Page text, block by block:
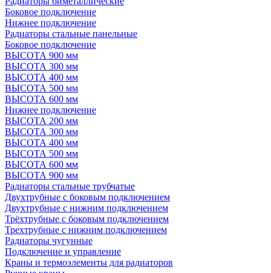
Боковое подключение
Нижнее подключение
Радиаторы стальные панельные
Боковое подключение
ВЫСОТА 900 мм
ВЫСОТА 300 мм
ВЫСОТА 400 мм
ВЫСОТА 500 мм
ВЫСОТА 600 мм
Нижнее подключение
ВЫСОТА 200 мм
ВЫСОТА 300 мм
ВЫСОТА 400 мм
ВЫСОТА 500 мм
ВЫСОТА 600 мм
ВЫСОТА 900 мм
Радиаторы стальные трубчатые
Двухтрубные с боковым подключением
Двухтрубные с нижним подключением
Трёхтрубные с боковым подключением
Трехтрубные с нижним подключением
Радиаторы чугунные
Подключение и управление
Краны и термоэлементы для радиаторов